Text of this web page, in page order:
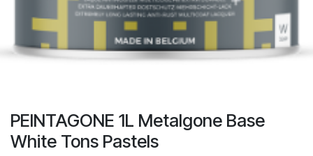
PEINTAGONE 1L Metalgone Base
White Tons Pastels